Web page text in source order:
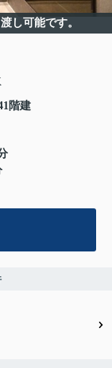
し可能です。
階建